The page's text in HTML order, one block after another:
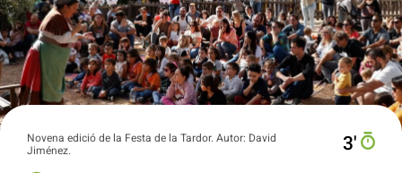
Novena edició de la Festa de la Tardor. Autor: David
Jiménez.
3′